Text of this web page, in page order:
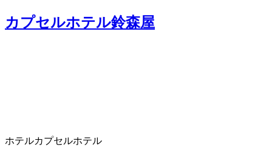
カプセルホテル鈴森屋
ホテルカプセルホテル